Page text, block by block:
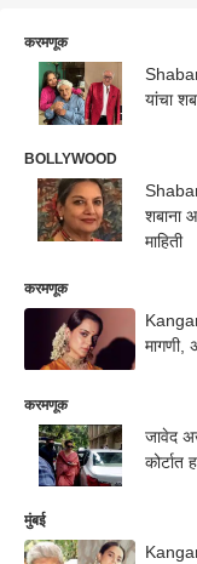
करमणूक
यांचा
BOLLYWOOD
शबाना
माहिती
करमणूक
मागणी,
करमणूक
जावेद
कोर्टात
मुंबई